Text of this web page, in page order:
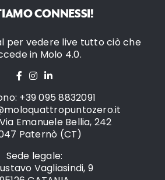
CONNESSI!
per vedere live tutto ciò che
in Molo 4.0.
+39 095 8832091
Emanuele Bellia, 242
Paternò (CT)
Sede legale:
Vagliasindi, 9